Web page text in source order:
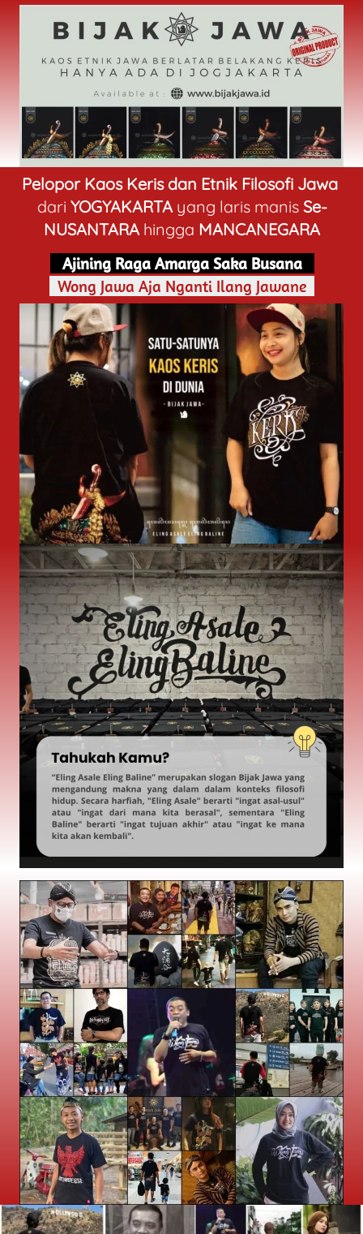
Pelopor Kaos Keris dan Etnik Filosofi Jawa
dari YOGYAKARTA yang laris manis Se-
NUSANTARA hingga MANCANEGARA
   Ajining Raga Amarga Saka Busana
  Wong Jawa Aja Nganti Ilang Jawane